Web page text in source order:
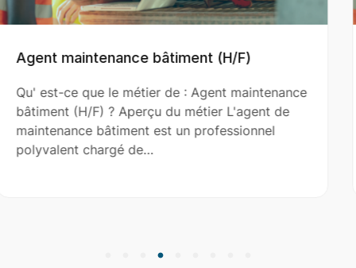
F)
maintenance
L'agent de
Aide Couvreur (H/F)
Qu' est-ce que le métier de :
(H/F) ? Aperçu du métier L'aide
le couvreur principal dans
réparation et…